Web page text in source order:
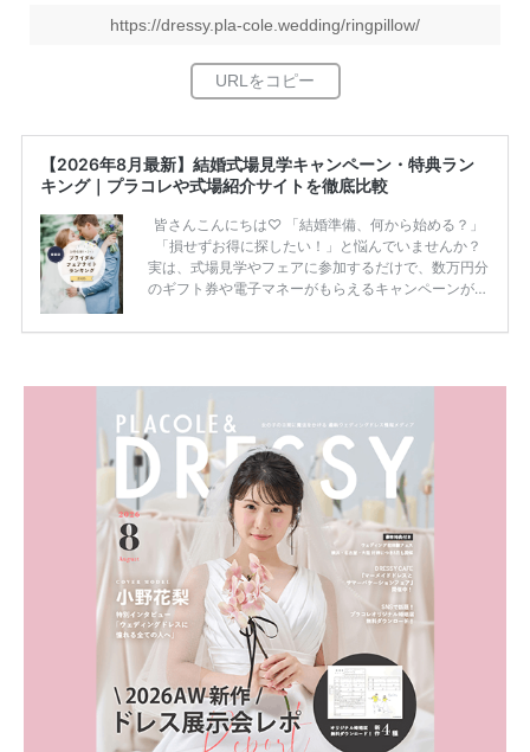
https://dressy.pla-cole.wedding/ringpillow/
【2026年8月最新】結婚式場見学キャンペーン・特典ラン
キング｜プラコレや式場紹介サイトを徹底比較
皆さんこんにちは♡ 「結婚準備、何から始める？」
「損せずお得に探したい！」と悩んでいませんか？
実は、式場見学やフェアに参加するだけで、数万円分
のギフト券や電子マネーがもらえるキャンペーンがあ
ため、比較せずに選ぶと損をしてしまうことも……。
内容：特典金額・条件・応募方法・注意点 「どこが
一番お得？」「プラコレの特典は？」といった疑問も
解決します。 まずは診断で候補を絞れる「ウェディ
ング診断」か、体験型 […]
続きを読む